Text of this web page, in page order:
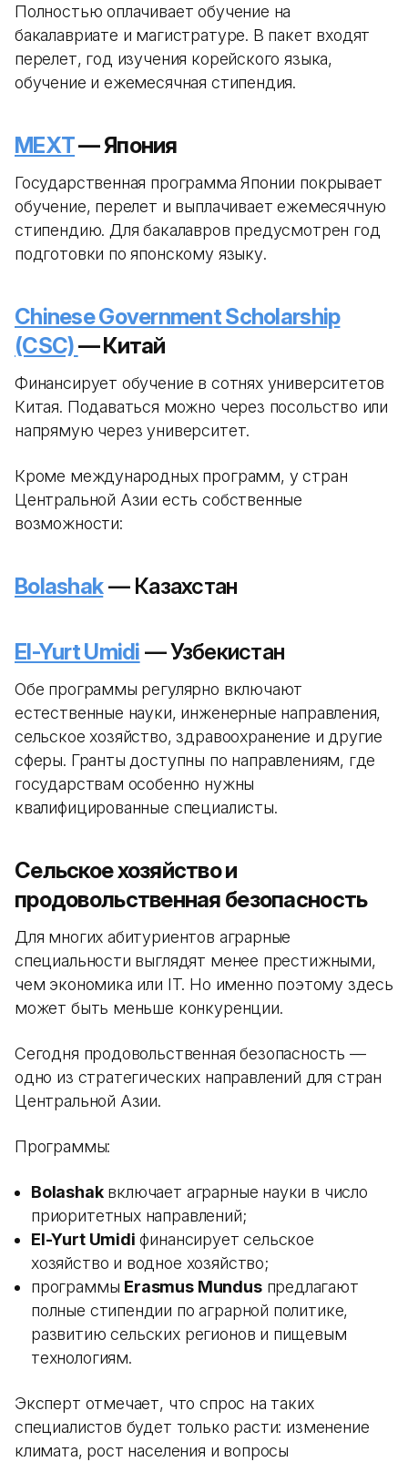
Полностью оплачивает обучение на
бакалавриате и магистратуре. В пакет входят
перелет, год изучения корейского языка,
обучение и ежемесячная стипендия.
MEXT— Япония
Государственная программа Японии покрывает
обучение, перелет и выплачивает ежемесячную
стипендию. Для бакалавров предусмотрен год
подготовки по японскому языку.
Chinese Government Scholarship
(CSC)— Китай
Финансирует обучение в сотнях университетов
Китая. Подаваться можно через посольство или
напрямую через университет.
Кроме международных программ, у стран
Центральной Азии есть собственные
возможности:
Bolashak— Казахстан
El-Yurt Umidi — Узбекистан
Обе программы регулярно включают
естественные науки, инженерные направления,
сельское хозяйство, здравоохранение и другие
сферы. Гранты доступны по направлениям, где
государствам особенно нужны
квалифицированные специалисты.
Сельское хозяйство и
продовольственная безопасность
Для многих абитуриентов аграрные
специальности выглядят менее престижными,
чем экономика или IT. Но именно поэтому здесь
может быть меньше конкуренции.
Сегодня продовольственная безопасность —
одно из стратегических направлений для стран
Центральной Азии.
Программы:
Bolashakвключает аграрные науки в число
приоритетных направлений;
El-Yurt Umidi финансирует сельское
хозяйство и водное хозяйство;
программы Erasmus Mundusпредлагают
полные стипендии по аграрной политике,
развитию сельских регионов и пищевым
технологиям.
Эксперт отмечает, что спрос на таких
специалистов будет только расти: изменение
климата, рост населения и вопросы